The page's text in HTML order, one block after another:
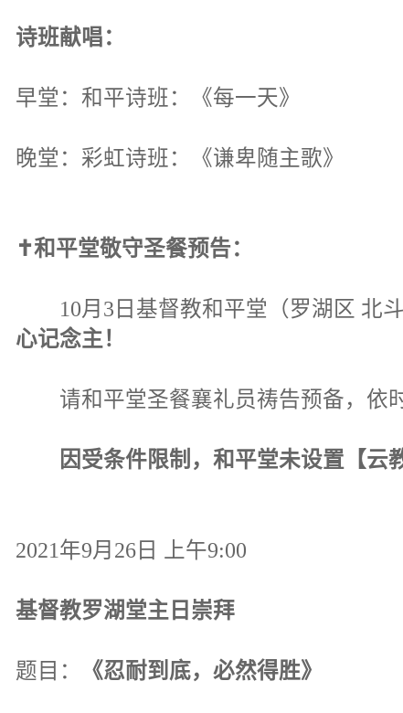
诗班献唱：
早堂：和平诗班：《每一天》
晚堂：彩虹诗班：《谦卑随主歌》
✝和平堂敬守圣餐预告：
10月3日基督教和平堂（罗湖区 北斗
心记念主！
请和平堂圣餐襄礼员祷告预备，依时
因受条件限制，和平堂未设置【云
2021年9月26日 上午9:00
基督教罗湖堂主日崇拜
题目： 《忍耐到底，必然得胜》